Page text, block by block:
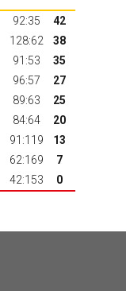
92:35
42
128:62
38
91:53
35
96:57
27
89:63
25
84:64
20
91:119
13
62:169
7
42:153 0